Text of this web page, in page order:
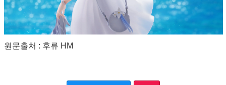
원문출처 : 후류 HM